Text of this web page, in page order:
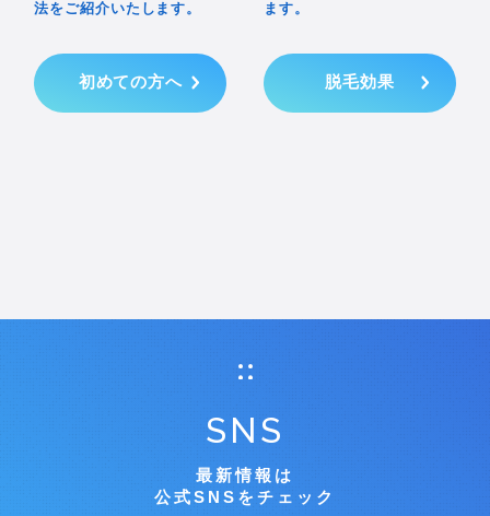
法をご紹介いたします。
初めての方へ
ます。
脱毛効果
SNS
最新情報は
公式SNSをチェック